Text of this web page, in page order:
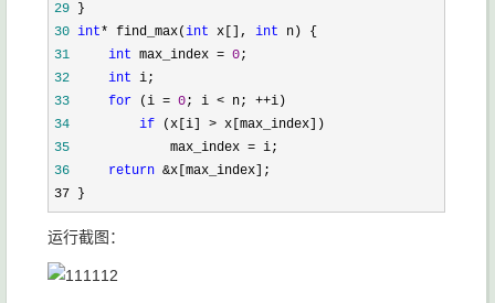
29
30 int* find_max(int x[], int
31
int max_index = 0
32
int
33
for (i = 0; i < n; ++
34
if (x[i] >
35
             max_index =
36
return &x[max_index];
37 }
运行截图：